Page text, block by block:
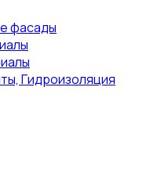
фасады
Гидроизоляция